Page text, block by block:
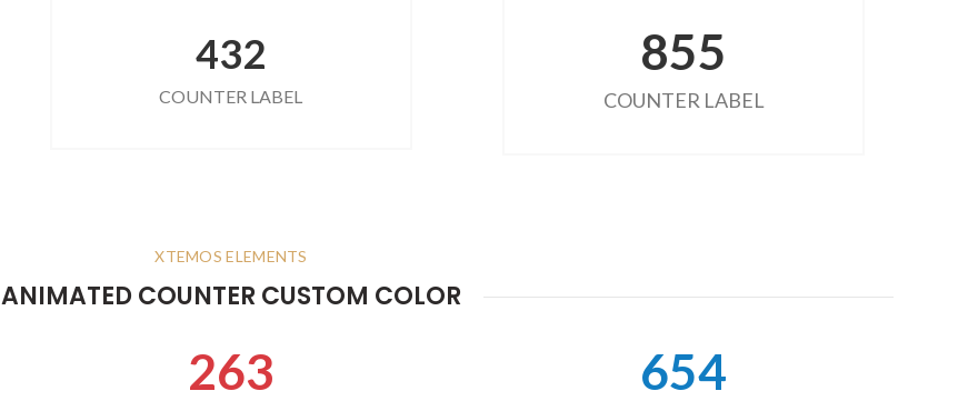
432
COUNTER LABEL
855
COUNTER LABEL
XTEMOS ELEMENTS
ANIMATED COUNTER CUSTOM COLOR
263 654